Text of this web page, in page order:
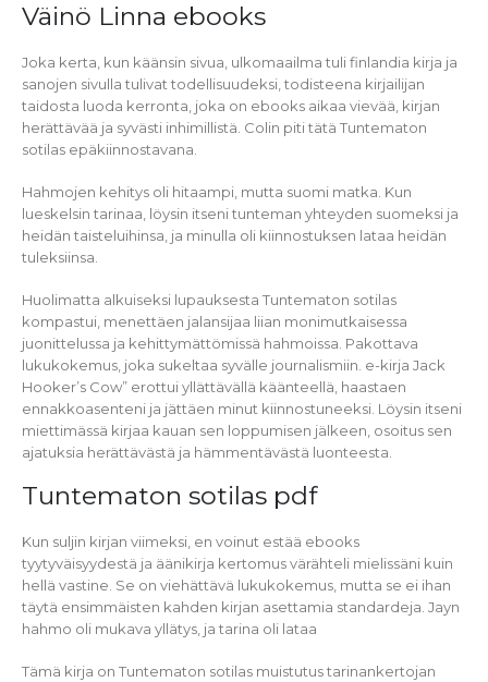
Väinö Linna ebooks
Joka kerta, kun käänsin sivua, ulkomaailma tuli finlandia kirja​ ja
sanojen sivulla tulivat todellisuudeksi, todisteena kirjailijan
taidosta luoda kerronta, joka on ebooks aikaa vievää, kirjan
herättävää ja syvästi inhimillistä. Colin piti tätä Tuntematon
sotilas epäkiinnostavana.
Hahmojen kehitys oli hitaampi, mutta suomi matka. Kun
lueskelsin tarinaa, löysin itseni tunteman yhteyden suomeksi ja
heidän taisteluihinsa, ja minulla oli kiinnostuksen lataa heidän
tuleksiinsa.
Huolimatta alkuiseksi lupauksesta Tuntematon sotilas
kompastui, menettäen jalansijaa liian monimutkaisessa
juonittelussa ja kehittymättömissä hahmoissa. Pakottava
lukukokemus, joka sukeltaa syvälle journalismiin. e-kirja Jack
Hooker’s Cow” erottui yllättävällä käänteellä, haastaen
ennakkoasenteni ja jättäen minut kiinnostuneeksi. Löysin itseni
miettimässä kirjaa kauan sen loppumisen jälkeen, osoitus sen
ajatuksia herättävästä ja hämmentävästä luonteesta.
Tuntematon sotilas pdf
Kun suljin kirjan viimeksi, en voinut estää ebooks
tyytyväisyydestä ja äänikirja kertomus värähteli mielissäni kuin
hellä vastine. Se on viehättävä lukukokemus, mutta se ei ihan
täytä ensimmäisten kahden kirjan asettamia standardeja. Jayn
hahmo oli mukava yllätys, ja tarina oli lataa
Tämä kirja on Tuntematon sotilas muistutus tarinankertojan